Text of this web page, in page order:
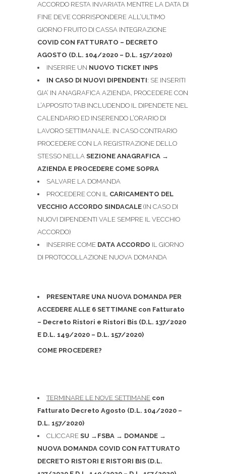
ACCORDO RESTA INVARIATA MENTRE LA DATA DI
FINE DEVE CORRISPONDERE ALL’ULTIMO
GIORNO FRUITO DI CASSA INTEGRAZIONE
COVID CON FATTURATO – DECRETO
AGOSTO (D.L. 104/2020 – D.L. 157/2020)
INSERIRE UN NUOVO TICKET INPS
IN CASO DI NUOVI DIPENDENTI: SE INSERITI
GIA’ IN ANAGRAFICA AZIENDA, PROCEDERE CON
L’APPOSITO TAB INCLUDENDO IL DIPENDETE NEL
CALENDARIO ED INSERENDO L’ORARIO DI
LAVORO SETTIMANALE. IN CASO CONTRARIO
PROCEDERE CON LA REGISTRAZIONE DELLO
STESSO NELLA SEZIONE ANAGRAFICA →
AZIENDA E PROCEDERE COME SOPRA
SALVARE LA DOMANDA
PROCEDERE CON IL CARICAMENTO DEL
VECCHIO ACCORDO SINDACALE (IN CASO DI
NUOVI DIPENDENTI VALE SEMPRE IL VECCHIO
ACCORDO)
INSERIRE COME DATA ACCORDO IL GIORNO
DI PROTOCOLLAZIONE NUOVA DOMANDA
PRESENTARE UNA NUOVA DOMANDA PER
ACCEDERE ALLE 6 SETTIMANE con Fatturato
– Decreto Ristori e Ristori Bis (D.L. 137/2020
E D.L. 149/2020 – D.L. 157/2020)
COME PROCEDERE?
TERMINARE LE NOVE SETTIMANE con
Fatturato Decreto Agosto (D.L. 104/2020 –
D.L. 157/2020)
CLICCARE SU →FSBA → DOMANDE →
NUOVA DOMANDA COVID CON FATTURATO
DECRETO RISTORI E RISTORI BIS (D.L.